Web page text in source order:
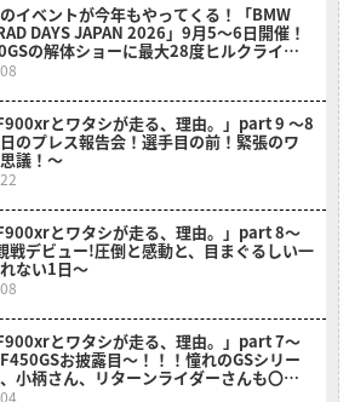
イベントが今年もやってくる！「BMW
DAYS JAPAN 2026」9月5〜6日開催！
の解体ショーに最大28度ヒルクライム
F900xrとワタシが走る、理由。」part 9 〜8
のプレス報告会！選手目の前！緊張のワ
議！〜
F900xrとワタシが走る、理由。」part 8〜
戦デビュー!圧倒と感動と、目まぐるしい一
ない1日〜
F900xrとワタシが走る、理由。」part 7～
お披露目～！！！憧れのGSシリー
小柄さん、リターンライダーさんも〇〇
スイスイ乗れそうだ？！～